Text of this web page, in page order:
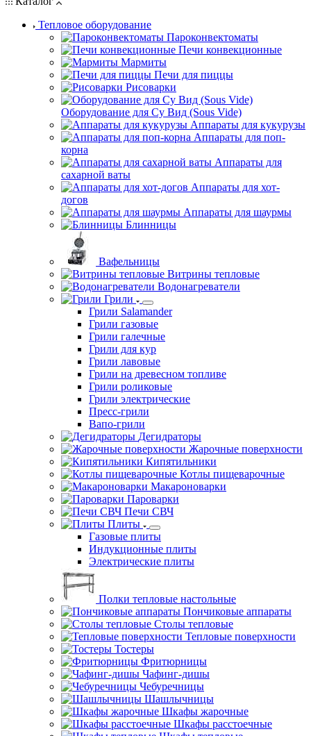
Тепловое оборудование
Пароконвектоматы
Печи конвекционные
Мармиты
Печи для пиццы
Рисоварки
Оборудование для Су Вид (Sous Vide)
Аппараты для кукурузы
Аппараты для поп-
корна
Аппараты для
сахарной ваты
Аппараты для хот-
догов
Аппараты для шаурмы
Блинницы
Вафельницы
Витрины тепловые
Водонагреватели
Грили
Грили Salamander
Грили газовые
Грили галечные
Грили для кур
Грили лавовые
Грили на древесном топливе
Грили роликовые
Грили электрические
Пресс-грили
Вапо-грили
Дегидраторы
Жарочные поверхности
Кипятильники
Котлы пищеварочные
Макароноварки
Пароварки
Печи СВЧ
Плиты
Газовые плиты
Индукционные плиты
Электрические плиты
Полки тепловые настольные
Пончиковые аппараты
Столы тепловые
Тепловые поверхности
Тостеры
Фритюрницы
Чафинг-дишы
Чебуречницы
Шашлычницы
Шкафы жарочные
Шкафы расстоечные